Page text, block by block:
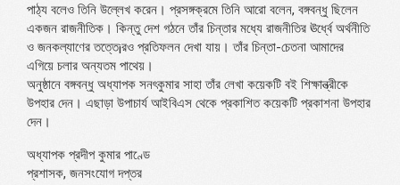
পাঠ্য বলেও তিনি উল্লেখ করেন। প্রসঙ্গক্রমে তিনি আরো বলেন, বঙ্গবন্ধু ছিলেন
একজন রাজনীতিক। কিন্তু দেশ গঠনে তাঁর চিন্তার মধ্যে রাজনীতির ঊর্ধ্বে অর্থনীতি
ও জনকল্যাণের তত্তে¡রও প্রতিফলন দেখা যায়। তাঁর চিন্তা-চেতনা আমাদের
এগিয়ে চলার অন্যতম পাথেয়।
অনুষ্ঠানে বঙ্গবন্ধু অধ্যাপক সনৎকুমার সাহা তাঁর লেখা কয়েকটি বই শিক্ষান্ত্রীকে
উপহার দেন। এছাড়া উপাচার্য আইবিএস থেকে প্রকাশিত কয়েকটি প্রকাশনা উপহার
দেন।
অধ্যাপক প্রদীপ কুমার পাণ্ডে
প্রশাসক, জনসংযোগ দপ্তর